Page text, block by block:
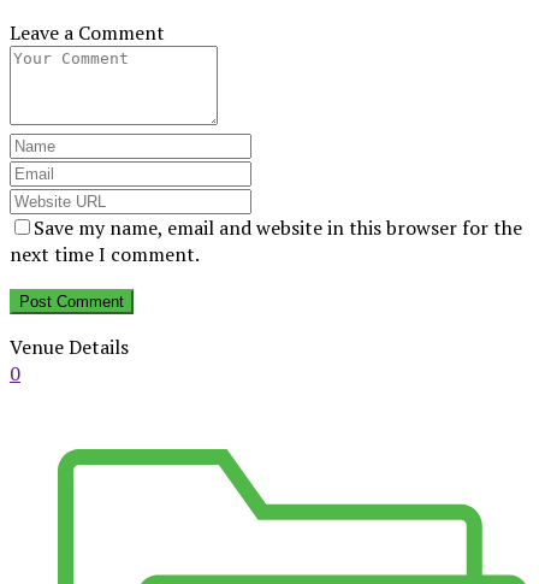
Leave a Comment
Save my name, email and website in this browser for the
next time I comment.
Venue Details
0